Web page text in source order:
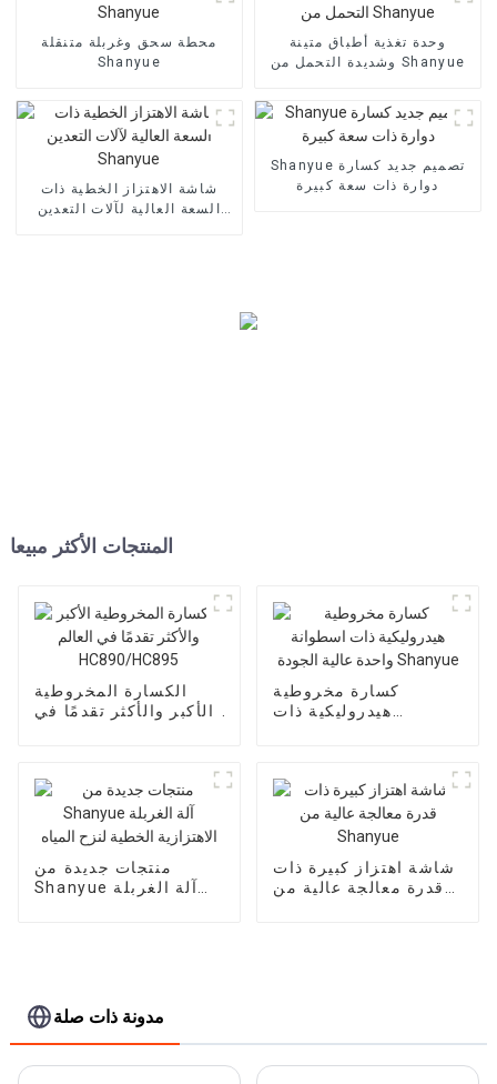
محطة سحق وغربلة متنقلة
Shanyue
وحدة تغذية أطباق متينة
وشديدة التحمل من Shanyue
شاشة الاهتزاز الخطية ذات
السعة العالية لآلات التعدين
Shanyue تصميم جديد كسارة
دوارة ذات سعة كبيرة
المنتجات الأكثر مبيعا
الكسارة المخروطية
الأكبر والأكثر تقدمًا في
كسارة مخروطية
هيدروليكية ذات
منتجات جديدة من
Shanyue آلة الغربلة
شاشة اهتزاز كبيرة ذات
قدرة معالجة عالية من
مدونة ذات صلة